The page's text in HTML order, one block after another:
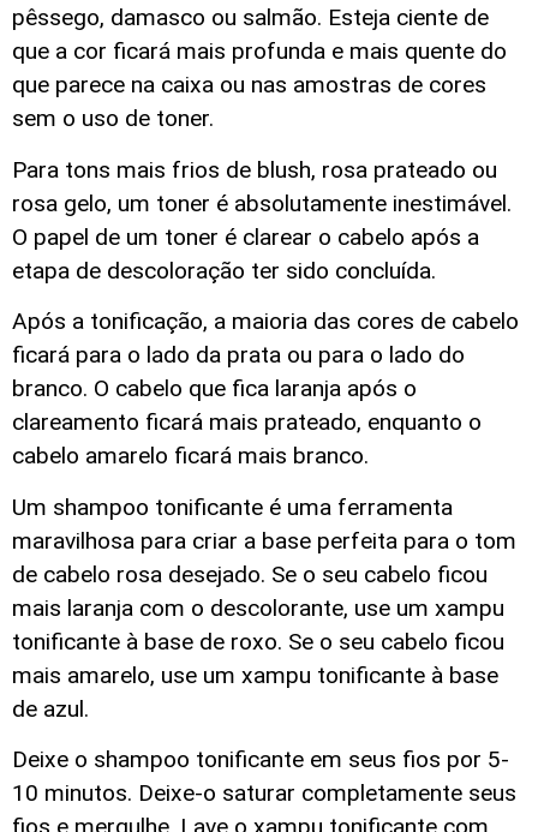
pêssego, damasco ou salmão. Esteja ciente de
que a cor ficará mais profunda e mais quente do
que parece na caixa ou nas amostras de cores
sem o uso de toner.
Para tons mais frios de blush, rosa prateado ou
rosa gelo, um toner é absolutamente inestimável.
O papel de um toner é clarear o cabelo após a
etapa de descoloração ter sido concluída.
Após a tonificação, a maioria das cores de cabelo
ficará para o lado da prata ou para o lado do
branco. O cabelo que fica laranja após o
clareamento ficará mais prateado, enquanto o
cabelo amarelo ficará mais branco.
Um shampoo tonificante é uma ferramenta
maravilhosa para criar a base perfeita para o tom
de cabelo rosa desejado. Se o seu cabelo ficou
mais laranja com o descolorante, use um xampu
tonificante à base de roxo. Se o seu cabelo ficou
mais amarelo, use um xampu tonificante à base
de azul.
Deixe o shampoo tonificante em seus fios por 5-
10 minutos. Deixe-o saturar completamente seus